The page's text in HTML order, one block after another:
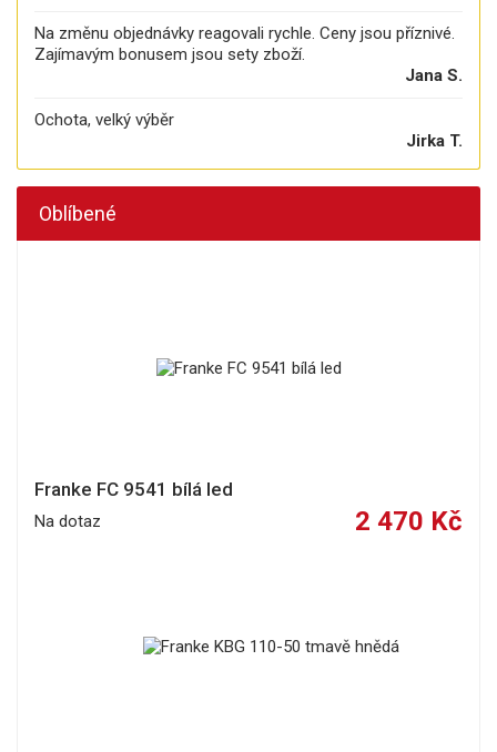
Na změnu objednávky reagovali rychle. Ceny jsou příznivé.
Zajímavým bonusem jsou sety zboží.
Jana S.
Ochota, velký výběr
Jirka T.
Oblíbené
Franke FC 9541 bílá led
Na dotaz 2 470 Kč